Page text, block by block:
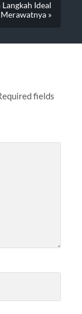
Ideal
Merawatnya »
fields